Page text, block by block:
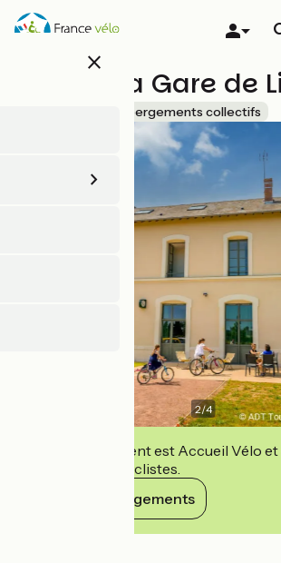
Aller
au
close
Gîte de la Gare de
Hébergements collectifs
2/4
Cet établissement est Accueil Vélo et
accueillir des cyclistes.
Voir ses engagements